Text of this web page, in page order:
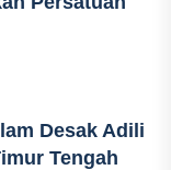
Desak Adili
Tengah